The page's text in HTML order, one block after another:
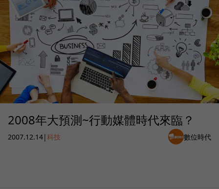
2008年大預測~行動媒體時代來臨？
2007.12.14|科技 數位時代